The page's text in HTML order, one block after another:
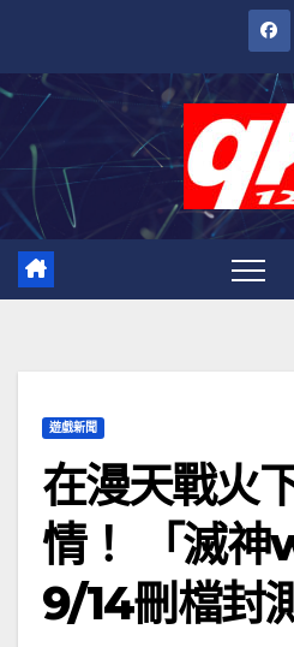
內
遊戲新聞
在漫天戰火
情！ 「滅神
9/14刪檔封